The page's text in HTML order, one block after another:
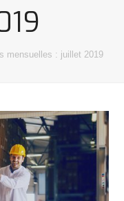
mensuelles : juillet 2019